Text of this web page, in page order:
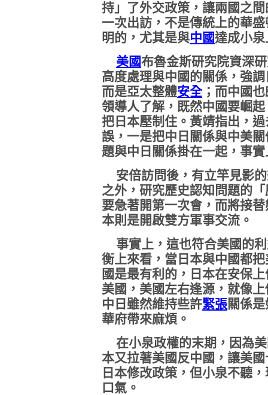
持」了外交政策，讓兩國之
一次出訪，不是傳統上的華
明的，尤其是與中國達成小
美國布魯金斯研究院資深
高度處理與中國的關係，強
而是亞太整體安全 ；而中國
領導人了解，既然中國要崛
把日本壓制住。黃靖指出，
誤，一是把中日關係與中美
題與中日關係掛在一起，事
安倍訪問後，有立竿見影
之外，研究歷史認知問題的
要急著開第一次會，而將接
本則是開啟雙方軍事交流。
事實上，這也符合美國的
衡上來看，當日本與中國都
國是最有利的，日本在安保
美國，美國左右逢源，就像
中日雖然維持些許緊張關係
華府帶來麻煩。
在小泉政權的末期，因為
本又拉著美國反中國，讓美
日本修改政策，但小泉不聽
口氣。